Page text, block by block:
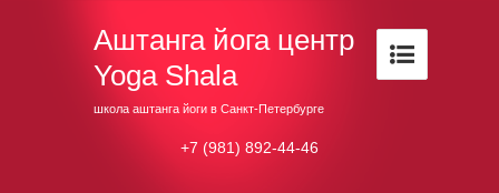
Аштанга йога центр
Yoga Shala
школа аштанга йоги в Санкт-Петербурге
+7 (981) 892-44-46